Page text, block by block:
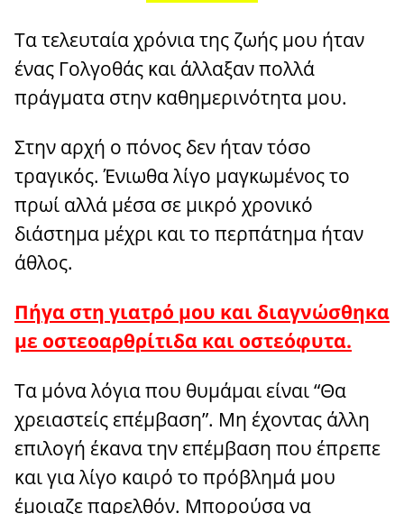
Τα τελευταία χρόνια της ζωής μου ήταν
ένας Γολγοθάς και άλλαξαν πολλά
πράγματα στην καθημερινότητα μου.
Στην αρχή ο πόνος δεν ήταν τόσο
τραγικός. Ένιωθα λίγο μαγκωμένος το
πρωί αλλά μέσα σε μικρό χρονικό
διάστημα μέχρι και το περπάτημα ήταν
άθλος.
Πήγα στη γιατρό μου και διαγνώσθηκα
με οστεοαρθρίτιδα και οστεόφυτα.
Τα μόνα λόγια που θυμάμαι είναι “Θα
χρειαστείς επέμβαση”. Μη έχοντας άλλη
επιλογή έκανα την επέμβαση που έπρεπε
και για λίγο καιρό το πρόβλημά μου
έμοιαζε παρελθόν. Μπορούσα να